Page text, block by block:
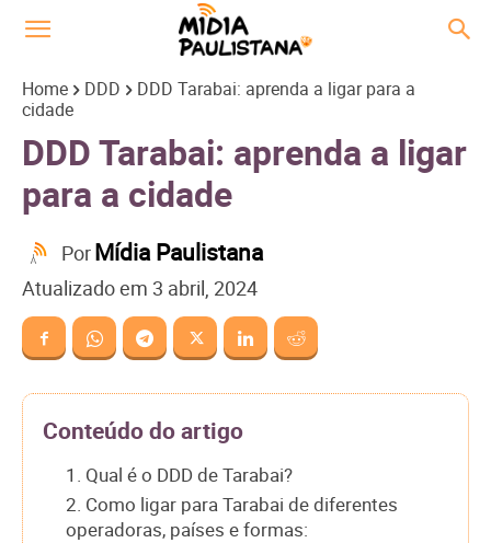
Home DDD
DDD Tarabai: aprenda a ligar para a
cidade
DDD Tarabai: aprenda a ligar
para a cidade
PorMídia Paulistana
Atualizado em 3 abril, 2024
Conteúdo do artigo
1. Qual é o DDD de Tarabai?
2. Como ligar para Tarabai de diferentes
operadoras, países e formas: